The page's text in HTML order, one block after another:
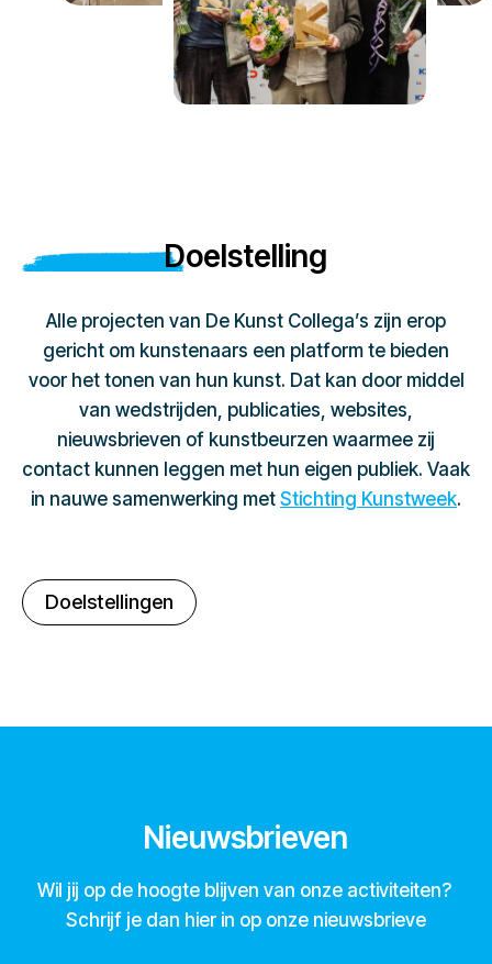
Doelstelling
Alle projecten van De Kunst Collega’s zijn erop
gericht om kunstenaars een platform te bieden
voor het tonen van hun kunst. Dat kan door middel
van wedstrijden, publicaties, websites,
nieuwsbrieven of kunstbeurzen waarmee zij
contact kunnen leggen met hun eigen publiek. Vaak
in nauwe samenwerking met Stichting Kunstweek.
Doelstellingen
Nieuwsbrieven
Wil jij op de hoogte blijven van onze activiteiten?
Schrijf je dan hier in op onze nieuwsbrieve